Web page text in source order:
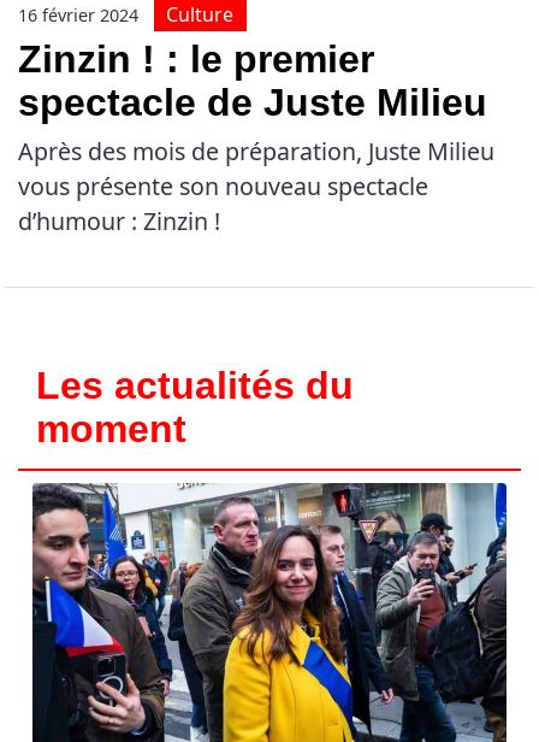
16 février 2024 Culture
Zinzin ! : le premier
spectacle de Juste Milieu
Après des mois de préparation, Juste Milieu
vous présente son nouveau spectacle
d’humour : Zinzin !
Les actualités du
moment